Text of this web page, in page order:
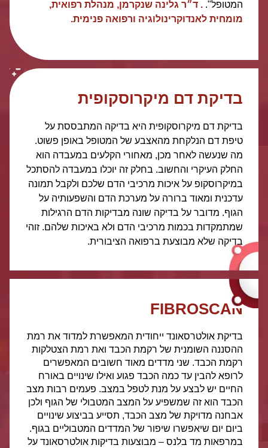
המטופל". . ד״ר גלינה שנקרמן, מנהלת רפואית,
מומחית לאנדוקרינולוגיה ורפואה פנימית.
בדיקת דם מיקרוסקופית
בדיקת דם מיקרוסקופית היא בדיקה המתבססת על
טיפת דם הנלקחת מהאצבע של המטופל באופן פשוט.
מה שנעשה לאחר מכן, מאחורי הקלעים במעבדה הוא
החלק העיקרי והחשוב. בחלק זה יוכלו במעבדה להסתכל
במיקרוסקופ על איכות מרכיבי הדם שלכם ולקבל תמונה
עדכנית ומאוד ברורה על מערכת הדם והשפעותיה על
הגוף. מדובר על בדיקה שונה מבדיקות הדם הרגילות
שמתמקדות בכמות מרכיבי הדם ולא באיכות שלהם. זוהי
בדיקה שלא מבוצעת ברפואה הציבורית.
FIBROSCAN
בדיקת אולטרסאונד ייחודית המאפשרת למדוד את רמת
ההסננה השומנית של רקמת הכבד ואת רמת הצטלקות
רקמת הכבד. שני מדדים מאוד חשובים המאפשרים
לרופא להבין עד כמה הכבד פגוע ואילו שינויים באורח
החיים יש לבצע על מנת לטפל במצב. פעמים רבות מצב
הכבד הוא זה שמשפיע על המצב המטבולי של הגוף ולכן
אבחנה מדויקת של מצב הכבד, תסייע בביצוע שינויים
ביום יום שיאפשרו שיפור של המדדים המטבוליים בגוף.
במרפאות מד בלנס – מבוצעות בדיקות אולטרסאונד על